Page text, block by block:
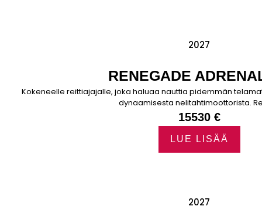
2027
RENEGADE
Kokeneelle reittiajajalle, joka haluaa nauttia pidemmän
dynaamisesta nelitahtimoottorista.
15530 €
LUE LISÄÄ
2027